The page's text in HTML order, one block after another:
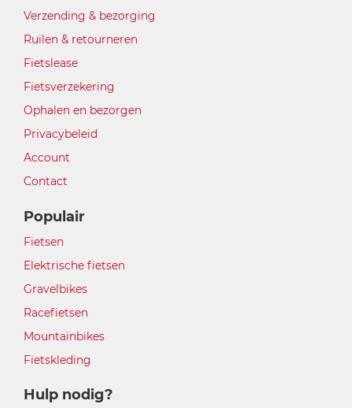
Verzending & bezorging
Ruilen & retourneren
Fietslease
Fietsverzekering
Ophalen en bezorgen
Privacybeleid
Account
Contact
Populair
Fietsen
Elektrische fietsen
Gravelbikes
Racefietsen
Mountainbikes
Fietskleding
Hulp nodig?